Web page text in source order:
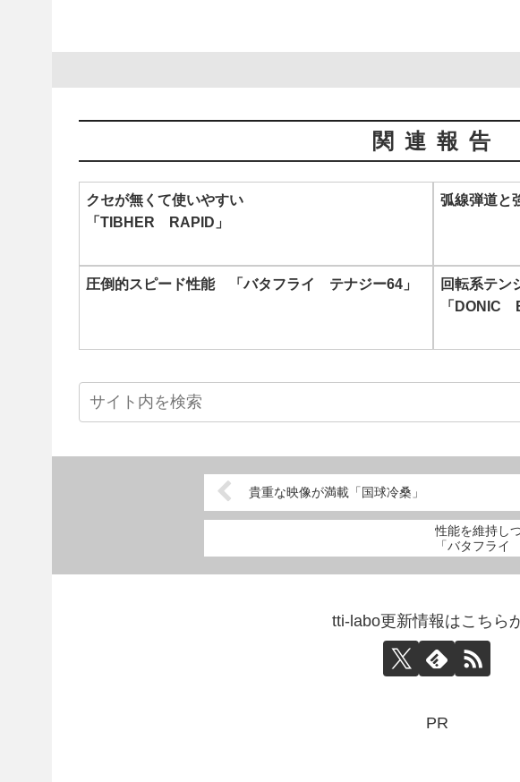
関連報告
クセが無くて使いやすい
「TIBHER RAPID」
弧線弾道と
圧倒的スピード性能 「バタフライ テナジー64」
回転系テン
「DONIC
貴重な映像が満載「国球冷桑」
性能を維持し
「バタフライ
tti-labo更新情報はこちら
PR